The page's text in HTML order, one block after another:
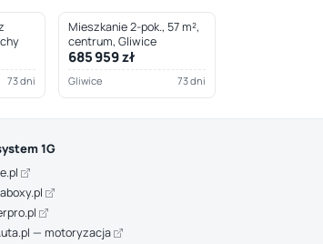
73 dni
Mieszkanie 2-pok., 57 m²,
centrum, Gliwice
685 959 zł
Gliwice 73 dni
1G
— motoryzacja